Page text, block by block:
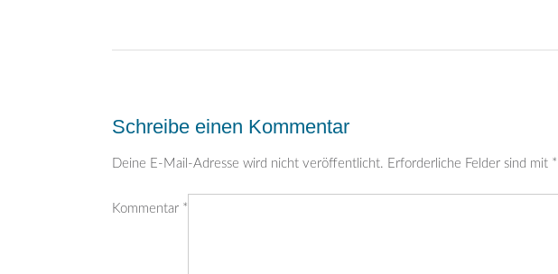
Schreibe einen Kommentar
Deine E-Mail-Adresse wird nicht veröffentlicht. Erforderliche Felder sind mit *
Kommentar *